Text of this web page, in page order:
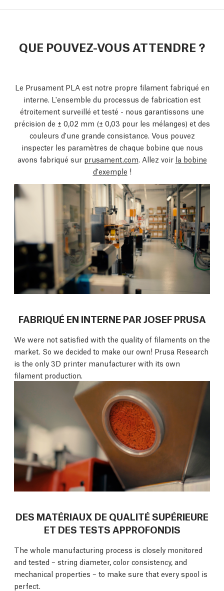
QUE POUVEZ-VOUS ATTENDRE ?
Le Prusament PLA est notre propre filament fabriqué en
interne. L'ensemble du processus de fabrication est
étroitement surveillé et testé - nous garantissons une
précision de ± 0,02 mm (± 0,03 pour les mélanges) et des
couleurs d'une grande consistance. Vous pouvez
inspecter les paramètres de chaque bobine que nous
avons fabriqué sur prusament.com . Allez voir la bobine
d'exemple !
FABRIQUÉ EN INTERNE PAR JOSEF PRUSA
We were not satisfied with the quality of filaments on the
market. So we decided to make our own! Prusa Research
is the only 3D printer manufacturer with its own
filament production.
DES MATÉRIAUX DE QUALITÉ SUPÉRIEURE
ET DES TESTS APPROFONDIS
The whole manufacturing process is closely monitored
and tested – string diameter, color consistency, and
mechanical properties – to make sure that every spool is
perfect.